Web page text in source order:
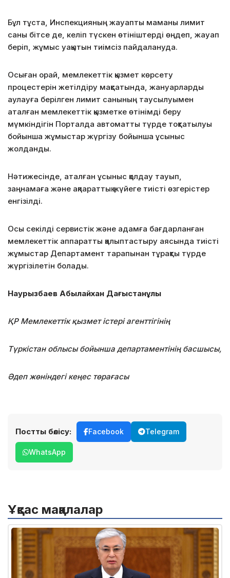
Бұл тұста, Инспекцияның жауапты маманы лимит
саны бітсе де, келіп түскен өтініштерді өңдеп, жауап
беріп, жұмыс уақытын тиімсіз пайдалануда.
Осыған орай, мемлекеттік қызмет көрсету
процестерін жетілдіру мақсатында, жануарларды
аулауға берілген лимит санының таусылуымен
аталған мемлекеттік қызметке өтінімді беру
мүмкіндігін Порталда автоматты түрде тоқтатылуы
бойынша жұмыстар жүргізу бойынша ұсыныс
жолданды.
Нәтижесінде, аталған ұсыныс қолдау тауып,
заңнамаға және ақпараттық жүйеге тиісті өзгерістер
енгізілді.
Осы секілді сервистік және адамға бағдарланған
мемлекеттік аппаратты қалыптастыру аясында тиісті
жұмыстар Департамент тарапынан тұрақты түрде
жүргізілетін болады.
Наурызбаев Абылайхан Дағыстанұлы
ҚР Мемлекеттік қызмет істері агенттігінің
Түркістан облысы бойынша департаментінің басшысы,
Әдеп жөніндегі кеңес төрағасы
Постты бөлісу: Facebook Telegram
WhatsApp
Ұқсас мақалалар